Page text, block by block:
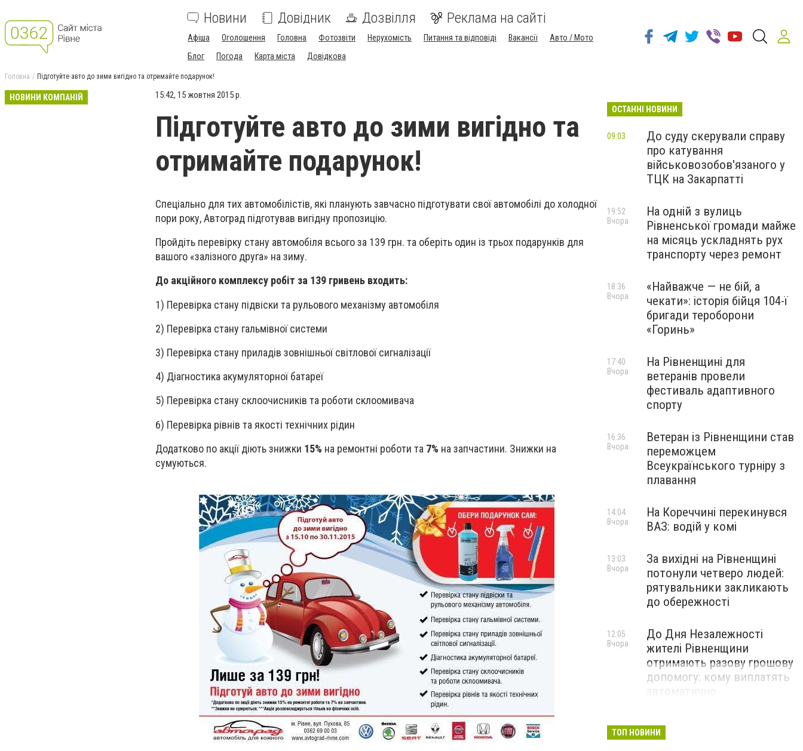
Новини Довідник Дозвілля Реклама на сайті
Афіша Оголошення Головна Фотозвіти Нерухомість Питання та відповіді Вакансії
Авто / Мото
Блог
Погода Карта міста Довідкова
Головна Підготуйте авто до зими вигідно та отримайте подарунок!
НОВИНИ КОМПАНІЙ 15:42, 15 жовтня 2015 р.
Підготуйте авто до зими вигідно та
отримайте подарунок!
Спеціально для тих автомобілістів, які планують завчасно підготувати свої автомобілі до холодної
пори року, Автоград підготував вигідну пропозицію.
Пройдіть перевірку стану автомобіля всього за 139 грн. та оберіть один із трьох подарунків для
вашого «залізного друга» на зиму.
До акційного комплексу робіт за 139 гривень входить:
1) Перевірка стану підвіски та рульового механізму автомобіля
2) Перевірка стану гальмівної системи
3) Перевірка стану приладів зовнішньої світлової сигналізації
4) Діагностика акумуляторної батареї
5) Перевірка стану склоочисників та роботи склоомивача
6) Перевірка рівнів та якості технічних рідин
Додатково по акції діють знижки 15% на ремонтні роботи та 7% на запчастини. Знижки на
сумуються.
ОСТАННІ НОВИНИ
До суду скерували справу
про катування
військовозобов'язаного у
ТЦК на Закарпатті
09:03
На одній з вулиць
Рівненської громади майже
на місяць ускладнять рух
транспорту через ремонт
19:52
Вчора
«Найважче — не бій, а
чекати»: історія бійця 104-ї
бригади тероборони
«Горинь»
18:36
Вчора
На Рівненщині для
ветеранів провели
фестиваль адаптивного
спорту
17:40
Вчора
Ветеран із Рівненщини став
переможцем
Всеукраїнського турніру з
плавання
16:36
Вчора
На Кореччині перекинувся
ВАЗ: водій у комі
14:04
Вчора
За вихідні на Рівненщині
потонули четверо людей:
рятувальники закликають
до обережності
13:03
Вчора
До Дня Незалежності
жителі Рівненщини
отримають разову грошову
допомогу: кому виплатять
12:05
Вчора
ТОП НОВИНИ